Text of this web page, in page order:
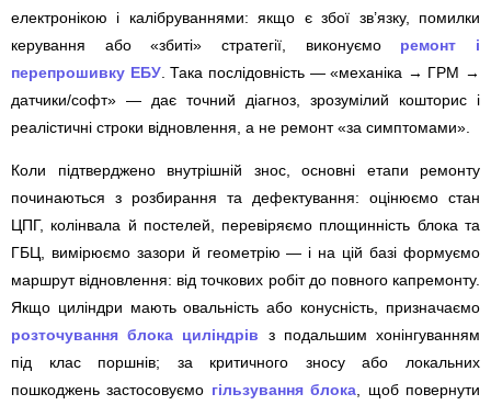
електронікою і калібруваннями: якщо є збої зв’язку, помилки
керування або «збиті» стратегії, виконуємо ремонт і
перепрошивку ЕБУ. Така послідовність — «механіка → ГРМ →
датчики/софт» — дає точний діагноз, зрозумілий кошторис і
реалістичні строки відновлення, а не ремонт «за симптомами».
Коли підтверджено внутрішній знос, основні етапи ремонту
починаються з розбирання та дефектування: оцінюємо стан
ЦПГ, колінвала й постелей, перевіряємо площинність блока та
ГБЦ, вимірюємо зазори й геометрію — і на цій базі формуємо
маршрут відновлення: від точкових робіт до повного капремонту.
Якщо циліндри мають овальність або конусність, призначаємо
розточування блока циліндрів з подальшим хонінгуванням
під клас поршнів; за критичного зносу або локальних
пошкоджень застосовуємо гільзування блока , щоб повернути